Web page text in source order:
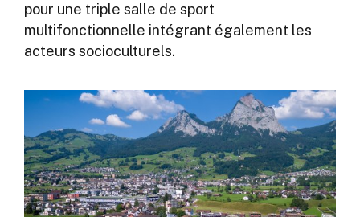
pour une triple salle de sport
multifonctionnelle intégrant également les
acteurs socioculturels.